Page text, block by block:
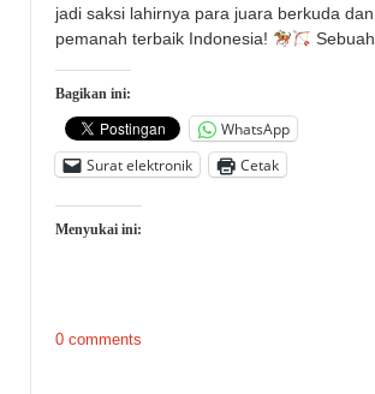
jadi saksi lahirnya para juara berkuda dan
pemanah terbaik Indonesia!
Sebuah
Bagikan ini:
WhatsApp
Surat elektronik
Cetak
Menyukai ini:
0 comments